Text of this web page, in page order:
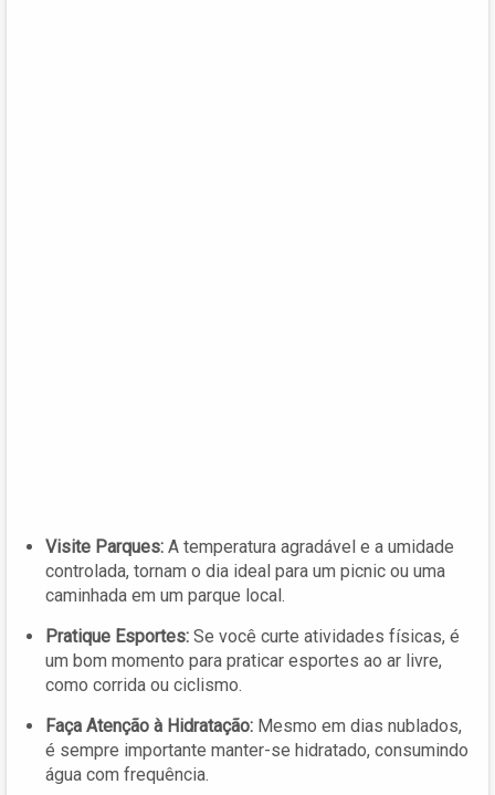
Visite Parques: A temperatura agradável e a umidade
controlada, tornam o dia ideal para um picnic ou uma
caminhada em um parque local.
Pratique Esportes: Se você curte atividades físicas, é
um bom momento para praticar esportes ao ar livre,
como corrida ou ciclismo.
Faça Atenção à Hidratação: Mesmo em dias nublados,
é sempre importante manter-se hidratado, consumindo
água com frequência.